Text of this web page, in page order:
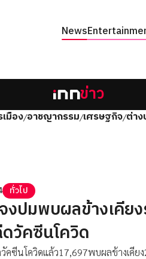
News
ข่าว
มือง/อาชญากรรม/เศรษฐกิจ/ต่าง
ทั่วไป
งปมพบผลข้างเคีย
วัคซีนโควิด
คซีนโควิดแล้ว17,697พบผลข้างเคียง